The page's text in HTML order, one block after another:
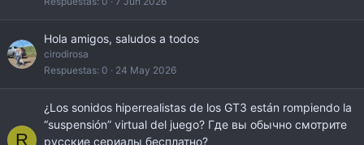
Hola amigos, saludos a todos
cirodirosa
Respuestas 0 24 May 2026
R
¿Los sonidos hiperrealistas de los GT3 están rompiendo la
“suspensión” virtual del juego? Где вы обычно смотрите
русские сериалы бесплатно?